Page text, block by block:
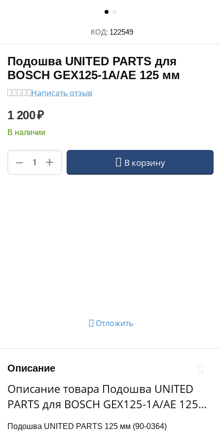
КОД: 122549
Подошва UNITED PARTS для
BOSCH GEX125-1A/AE 125 мм
Написать отзыв
1 200₽
В наличии
+
− В корзину
Отложить
Описание
Описание товара Подошва UNITED
PARTS для BOSCH GEX125-1A/AE 125
мм
Подошва UNITED PARTS 125 мм (90-0364)